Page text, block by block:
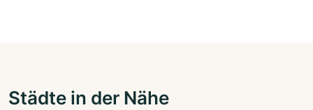
Städte in der Nähe